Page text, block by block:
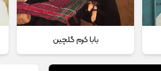
بابا کرم گلچین